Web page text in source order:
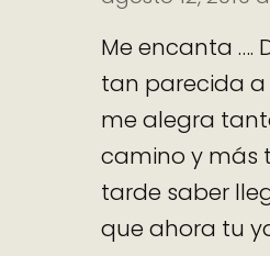
Me encanta ….
tan parecida a
me alegra
camino y más
tarde saber
que ahora tu